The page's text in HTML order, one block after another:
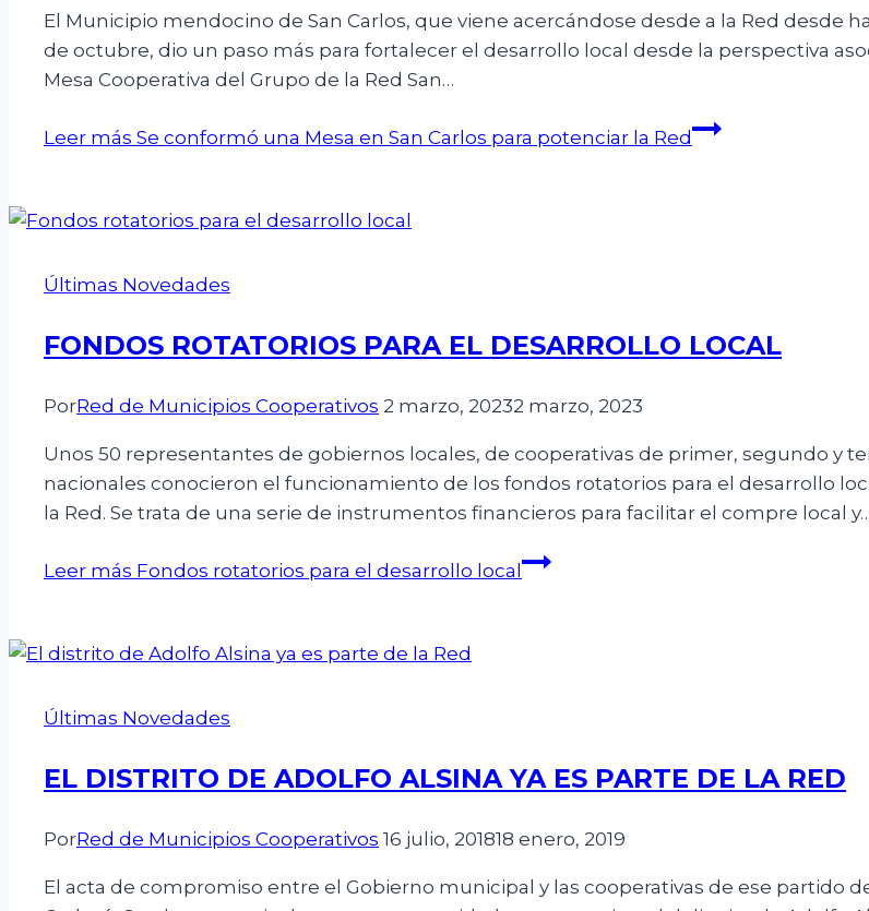
El Municipio mendocino de San Carlos, que viene acercándose desde a la Red desde
de octubre, dio un paso más para fortalecer el desarrollo local desde la perspectiva
Mesa Cooperativa del Grupo de la Red San…
Leer más Se conformó una Mesa en San Carlos para potenciar la Red
Últimas Novedades
FONDOS ROTATORIOS PARA EL DESARROLLO LOCAL
PorRed de Municipios Cooperativos 2 marzo, 20232 marzo, 2023
Unos 50 representantes de gobiernos locales, de cooperativas de primer, segundo y
nacionales conocieron el funcionamiento de los fondos rotatorios para el desarrollo
la Red. Se trata de una serie de instrumentos financieros para facilitar el compre local
Leer más Fondos rotatorios para el desarrollo local
Últimas Novedades
EL DISTRITO DE ADOLFO ALSINA YA ES PARTE DE LA RED
PorRed de Municipios Cooperativos 16 julio, 201818 enero, 2019
El acta de compromiso entre el Gobierno municipal y las cooperativas de ese partido